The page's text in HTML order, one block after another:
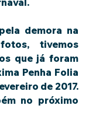
demora na
tivemos
que já foram
Penha Folia
de 2017.
no próximo